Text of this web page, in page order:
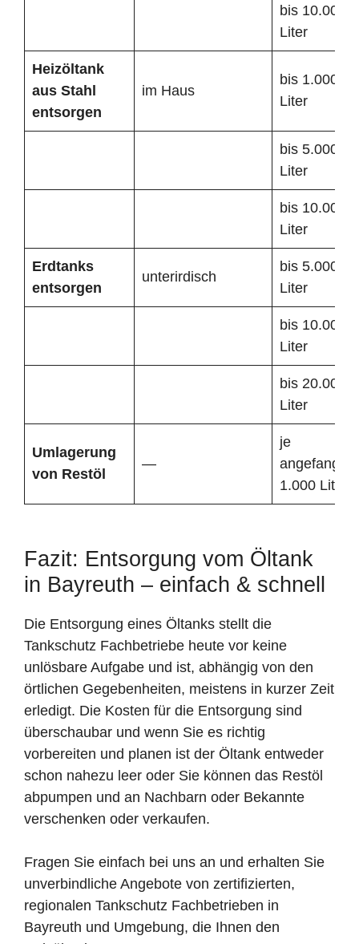
bis 10.000
Liter
Heizöltank
aus Stahl
entsorgen
im Haus
bis 1.000
Liter
bis 5.000
Liter
bis 10.000
Liter
Erdtanks
entsorgen
unterirdisch
bis 5.000
Liter
bis 10.000
Liter
bis 20.000
Liter
Umlagerung
von Restöl
—
je
1.000 Liter
Fazit: Entsorgung vom Öltank
in Bayreuth – einfach & schnell
Die Entsorgung eines Öltanks stellt die
Tankschutz Fachbetriebe heute vor keine
unlösbare Aufgabe und ist, abhängig von den
örtlichen Gegebenheiten, meistens in kurzer Zeit
erledigt. Die Kosten für die Entsorgung sind
überschaubar und wenn Sie es richtig
vorbereiten und planen ist der Öltank entweder
schon nahezu leer oder Sie können das Restöl
abpumpen und an Nachbarn oder Bekannte
verschenken oder verkaufen.
Fragen Sie einfach bei uns an und erhalten Sie
unverbindliche Angebote von zertifizierten,
regionalen Tankschutz Fachbetrieben in
Bayreuth und Umgebung, die Ihnen den